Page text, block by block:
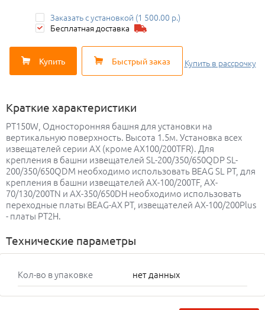
Заказать с установкой (1 500.00 р.)
Бесплатная доставка
Купить Быстрый заказ Купить в рассрочку
Краткие характеристики
PT150W, Односторонняя башня для установки на
вертикальную поверхность. Высота 1.5м. Установка всех
извещателей серии AX (кроме AX100/200TFR). Для
крепления в башни извещателей SL-200/350/650QDP SL-
200/350/650QDM необходимо использовать BEAG SL PT, для
крепления в башни извещателей AX-100/200TF, AX-
70/130/200TN и AX-350/650DH необходимо использовать
переходные платы BEAG-AX PT, извещателей AX-100/200Plus
- платы PT2H.
Технические параметры
Кол-во в упаковке нет данных